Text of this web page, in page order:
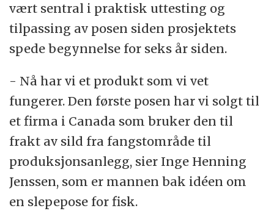
vært sentral i praktisk uttesting og
tilpassing av posen siden prosjektets
spede begynnelse for seks år siden.
- Nå har vi et produkt som vi vet
fungerer. Den første posen har vi solgt til
et firma i Canada som bruker den til
frakt av sild fra fangstområde til
produksjonsanlegg, sier Inge Henning
Jenssen, som er mannen bak idéen om
en slepepose for fisk.